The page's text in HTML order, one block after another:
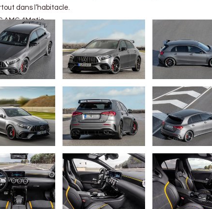
dans l’habitacle.
AMG 4Matic